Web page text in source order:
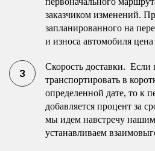
заказчиком изменений.
запланированного на
и износа автомобиля цена
Скорость доставки. Если
транспортировать в
определенной дате, то к
добавляется процент за
мы идем навстречу
устанавливаем